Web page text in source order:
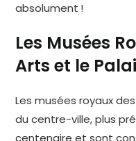
absolument !
Les Musées
Arts et le
Les musées royaux
du centre-ville, plus